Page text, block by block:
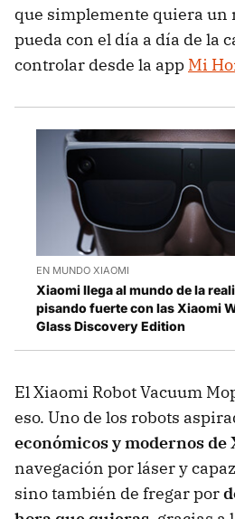
que simplemente quiera un
pueda con el día a día de la
controlar desde la app Mi
EN MUNDO XIAOMI
Xiaomi llega al mundo de la
pisando fuerte con las Xiaomi
Glass Discovery Edition
El Xiaomi Robot Vacuum
eso. Uno de los robots
económicos y modernos de
navegación por láser y
sino también de fregar por